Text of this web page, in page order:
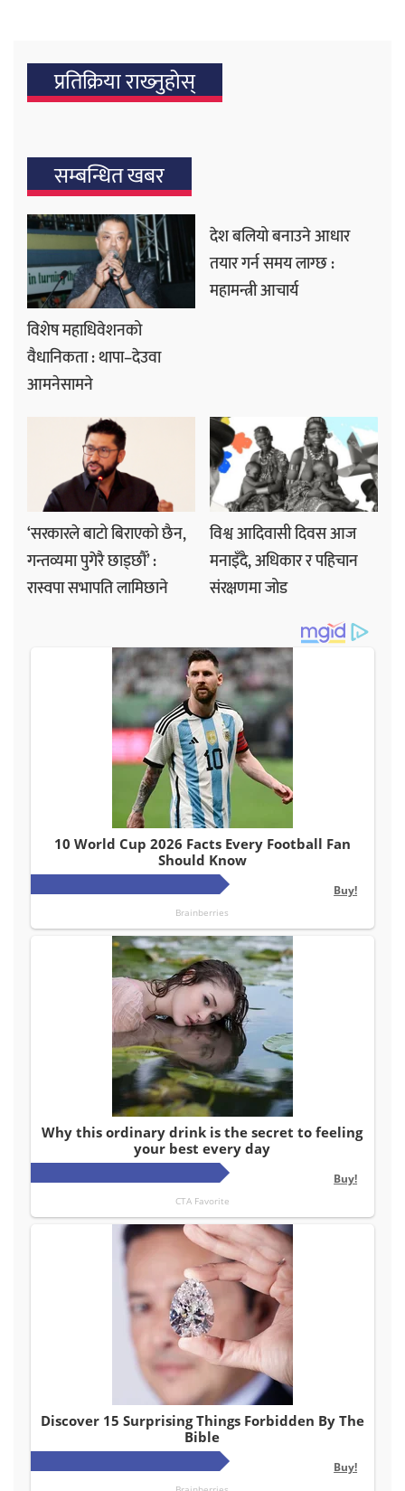
प्रतिक्रिया राख्‍नुहोस्
सम्बन्धित खबर
विशेष महाधिवेशनको
वैधानिकता : थापा–देउवा
आमनेसामने
देश बलियो बनाउने आधार
तयार गर्न समय लाग्छ :
महामन्त्री आचार्य
‘सरकारले बाटो बिराएको छैन,
गन्तव्यमा पुगेरै छाड्छौँ’ :
रास्वपा सभापति लामिछाने
विश्व आदिवासी दिवस आज
मनाइँदै, अधिकार र पहिचान
संरक्षणमा जोड